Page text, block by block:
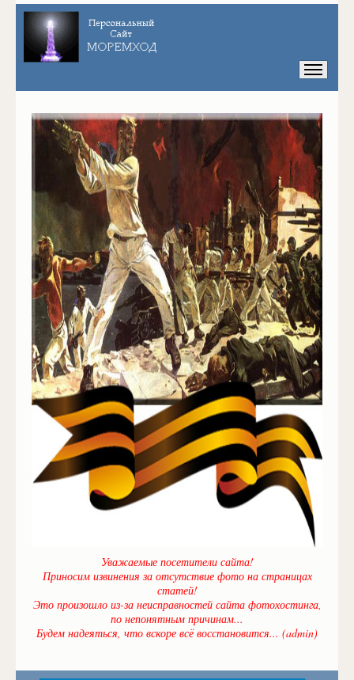
Уважаемые посетители сайта!
Приносим извинения за отсутствие фото на страницах
статей!
Это произошло из-за неисправностей сайта фотохостинга,
по непонятным причинам...
Будем надеяться, что вскоре всё восстановится... (admin)